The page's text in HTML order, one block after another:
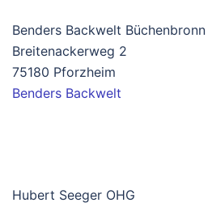
Benders Backwelt Büchenbronn
Breitenackerweg 2
75180 Pforzheim
Benders Backwelt
Hubert Seeger OHG